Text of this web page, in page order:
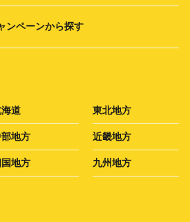
ンペーンから探す
道 東北地方
地方 近畿地方
国地方 九州地方